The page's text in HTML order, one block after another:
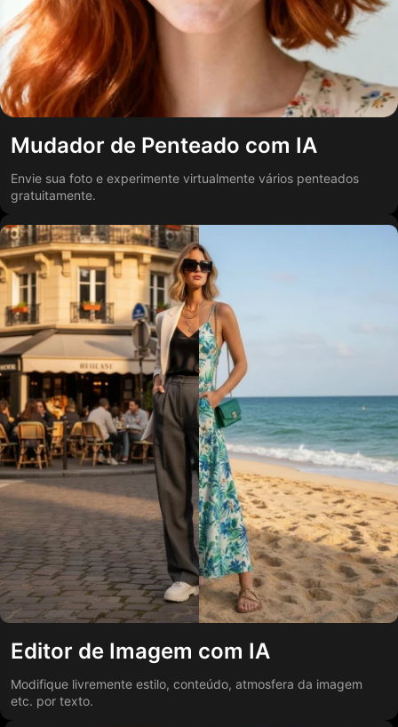
Mudador de Penteado com IA
Envie sua foto e experimente virtualmente vários penteados
gratuitamente.
Editor de Imagem com IA
Modifique livremente estilo, conteúdo, atmosfera da imagem
etc. por texto.